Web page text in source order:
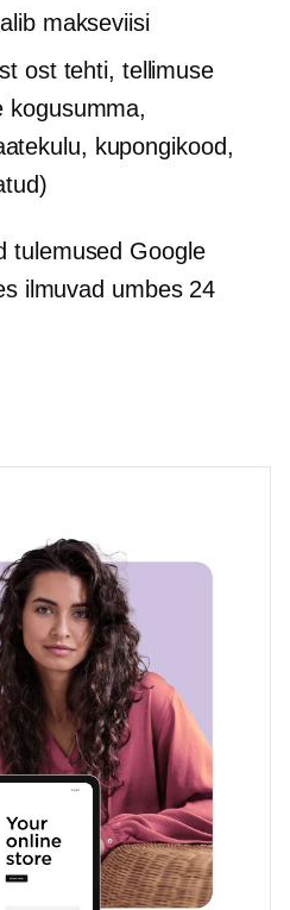
makseviisi
ost tehti, tellimuse
kogusumma,
kupongikood,
tulemused Google
ilmuvad umbes 24